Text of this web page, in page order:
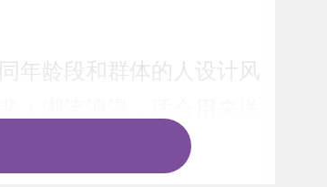
年龄段和群体的人设计风
雅，适合送给新娘，不同